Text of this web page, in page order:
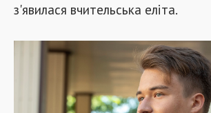
з'явилася вчительська еліта.